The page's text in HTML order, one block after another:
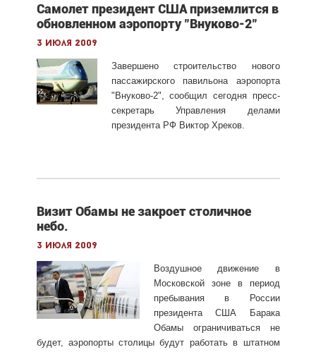
Самолет президент США приземлится в
обновленном аэропорту "Внуково-2"
3 июля 2009
Завершено строительство нового
пассажирского павильона аэропорта
"Внуково-2", сообщил сегодня пресс-
секретарь Управления делами
президента РФ Виктор Хреков.
Визит Обамы не закроет столичное
небо.
3 июля 2009
Воздушное движение в
Московской зоне в период
пребывания в России
президента США Барака
Обамы ограничиваться не
будет, аэропорты столицы будут работать в штатном